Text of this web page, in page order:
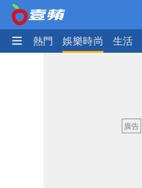
焦點 熱門 娛樂時尚 生活